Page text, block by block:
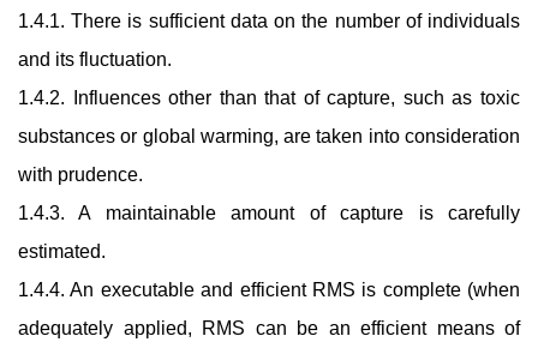
1.4.1. There is sufficient data on the number of individuals
and its fluctuation.
1.4.2. Influences other than that of capture, such as toxic
substances or global warming, are taken into consideration
with prudence.
1.4.3. A maintainable amount of capture is carefully
estimated.
1.4.4. An executable and efficient RMS is complete (when
adequately applied, RMS can be an efficient means of